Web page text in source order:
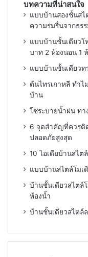
บทความที่น่าสนใจ
แบบบ้านสองชั้นสไ
ความร่มรื่นจากธร
แบบบ้านชั้นเดียวโ
บาท 2 ห้องนอน 1
แบบบ้านชั้นเดียวท
ต้นไทรเกาหลี ทำไ
บ้าน
โซ่ระบายน้ำฝน ทา
6 จุดสำคัญที่ควรติ
ปลอดภัยสูงสุด
10 ไอเดียบ้านสไต
แบบบ้านสไตล์โมเ
บ้านชั้นเดียวสไตล์
ห้องน้ำ
บ้านชั้นเดียวสไตล์